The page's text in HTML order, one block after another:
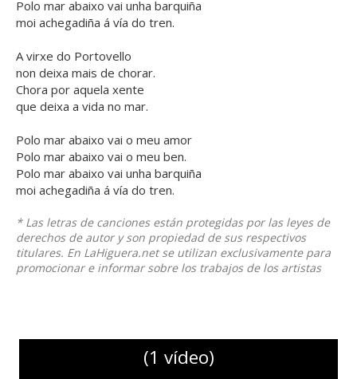
Polo mar abaixo vai unha barquiña
moi achegadiña á vía do tren.
A virxe do Portovello
non deixa mais de chorar.
Chora por aquela xente
que deixa a vida no mar.
Polo mar abaixo vai o meu amor
Polo mar abaixo vai o meu ben.
Polo mar abaixo vai unha barquiña
moi achegadiña á vía do tren.
* Las letras de canciones están protegidas por las leyes de
derechos de autor y son propiedad de sus respectivos
titulares. En LaHiguera.net se utilizan exclusivamente para
promocionar e informar sobre los trabajos de los artistas
(1 vídeo)